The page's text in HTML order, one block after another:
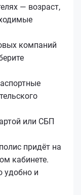
— возраст,
компаний
или СБП
придёт на
кабинете.
удобно и